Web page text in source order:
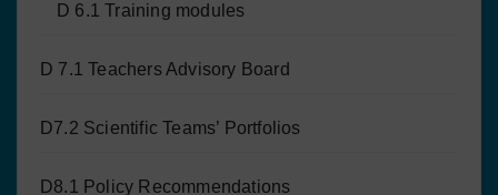
D 6.1 Training modules
D 7.1 Teachers Advisory Board
D7.2 Scientific Teams’ Portfolios
D8.1 Policy Recommendations